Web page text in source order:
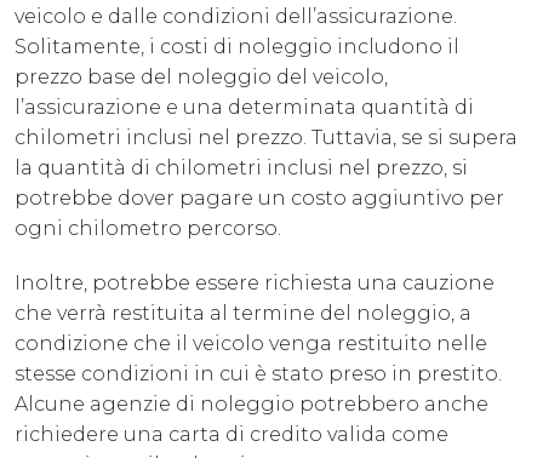
veicolo e dalle condizioni dell’assicurazione.
Solitamente, i costi di noleggio includono il
prezzo base del noleggio del veicolo,
l’assicurazione e una determinata quantità di
chilometri inclusi nel prezzo. Tuttavia, se si supera
la quantità di chilometri inclusi nel prezzo, si
potrebbe dover pagare un costo aggiuntivo per
ogni chilometro percorso.
Inoltre, potrebbe essere richiesta una cauzione
che verrà restituita al termine del noleggio, a
condizione che il veicolo venga restituito nelle
stesse condizioni in cui è stato preso in prestito.
Alcune agenzie di noleggio potrebbero anche
richiedere una carta di credito valida come